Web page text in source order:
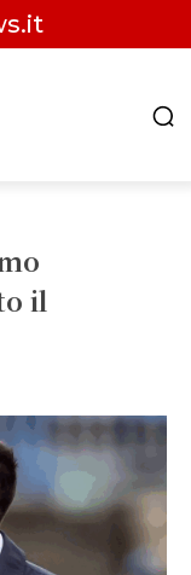
il